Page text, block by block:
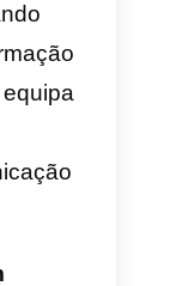
um texto
a ter